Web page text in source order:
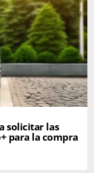
solicitar las
para la compra